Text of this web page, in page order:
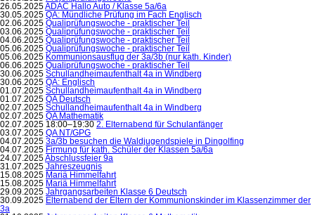
26.05.2025ADAC Hallo Auto / Klasse 5a/6a
30.05.2025 QA: Mündliche Prüfung im Fach Englisch
02.06.2025 Qualiprüfungswoche - praktischer Teil
03.06.2025 Qualiprüfungswoche - praktischer Teil
04.06.2025 Qualiprüfungswoche - praktischer Teil
05.06.2025 Qualiprüfungswoche - praktischer Teil
05.06.2025 Kommunionsausflug der 3a/3b (nur kath. Kinder)
06.06.2025 Qualiprüfungswoche - praktischer Teil
30.06.2025 Schullandheimaufenthalt 4a in Windberg
30.06.2025 QA: Englisch
01.07.2025 Schullandheimaufenthalt 4a in Windberg
01.07.2025 QA Deutsch
02.07.2025 Schullandheimaufenthalt 4a in Windberg
02.07.2025 QA Mathematik
02.07.2025 18:00–19:30 2. Elternabend für Schulanfänger
03.07.2025 QA NT/GPG
04.07.2025 3a/3b besuchen die Waldjugendspiele in Dingolfing
04.07.2025 Firmung für kath. Schüler der Klassen 5a/6a
24.07.2025Abschlussfeier 9a
31.07.2025 Jahreszeugnis
15.08.2025 Mariä Himmelfahrt
15.08.2025 Mariä Himmelfahrt
29.09.2025 Jahrgangsarbeiten Klasse 6 Deutsch
30.09.2025 Elternabend der Eltern der Kommunionskinder im Klassenzimmer der
3a